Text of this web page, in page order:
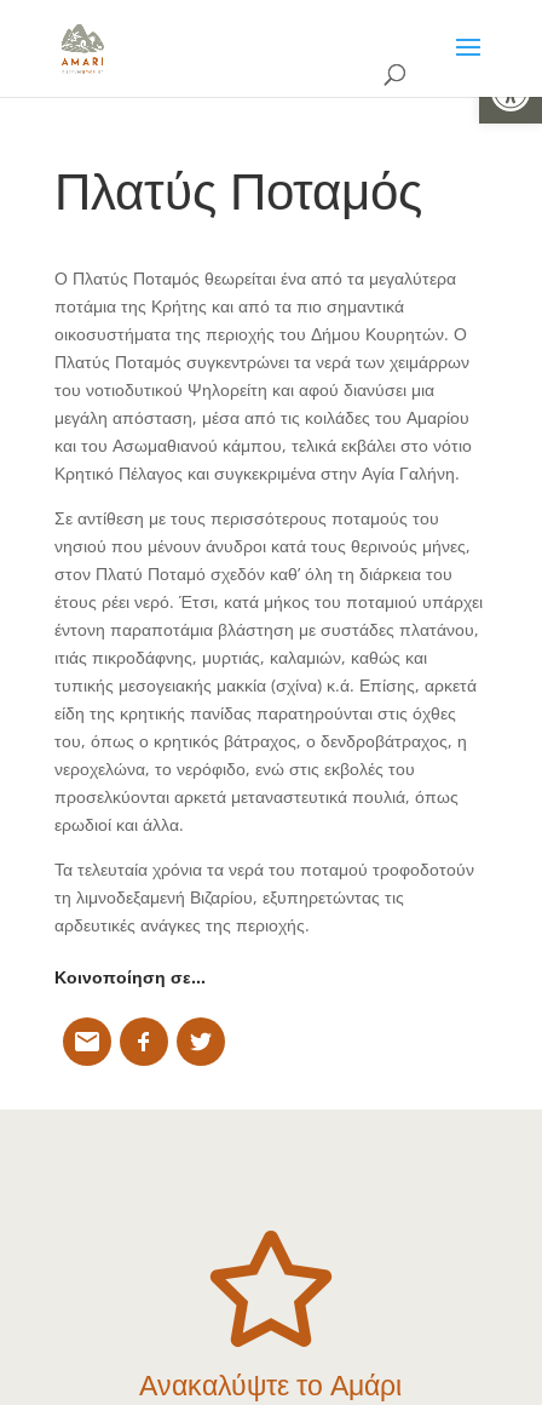
Πλατύς Ποταμός
Ο Πλατύς Ποταμός θεωρείται ένα από τα μεγαλύτερα
ποτάμια της Κρήτης και από τα πιο σημαντικά
οικοσυστήματα της περιοχής του Δήμου Κουρητών. Ο
Πλατύς Ποταμός συγκεντρώνει τα νερά των χειμάρρων
του νοτιοδυτικού Ψηλορείτη και αφού διανύσει μια
μεγάλη απόσταση, μέσα από τις κοιλάδες του Αμαρίου
και του Ασωμαθιανού κάμπου, τελικά εκβάλει στο νότιο
Κρητικό Πέλαγος και συγκεκριμένα στην Αγία Γαλήνη.
Σε αντίθεση με τους περισσότερους ποταμούς του
νησιού που μένουν άνυδροι κατά τους θερινούς μήνες,
στον Πλατύ Ποταμό σχεδόν καθ’ όλη τη διάρκεια του
έτους ρέει νερό. Έτσι, κατά μήκος του ποταμιού υπάρχει
έντονη παραποτάμια βλάστηση με συστάδες πλατάνου,
ιτιάς πικροδάφνης, μυρτιάς, καλαμιών, καθώς και
τυπικής μεσογειακής μακκία (σχίνα) κ.ά. Επίσης, αρκετά
είδη της κρητικής πανίδας παρατηρούνται στις όχθες
του, όπως ο κρητικός βάτραχος, ο δενδροβάτραχος, η
νεροχελώνα, το νερόφιδο, ενώ στις εκβολές του
προσελκύονται αρκετά μεταναστευτικά πουλιά, όπως
ερωδιοί και άλλα.
Τα τελευταία χρόνια τα νερά του ποταμού τροφοδοτούν
τη λιμνοδεξαμενή Βιζαρίου, εξυπηρετώντας τις
αρδευτικές ανάγκες της περιοχής.
Κοινοποίηση σε…

Ανακαλύψτε το Αμάρι